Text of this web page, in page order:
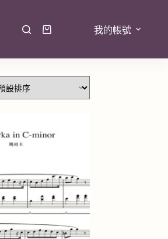
我的帳號